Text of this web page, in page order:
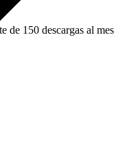
150 descargas al